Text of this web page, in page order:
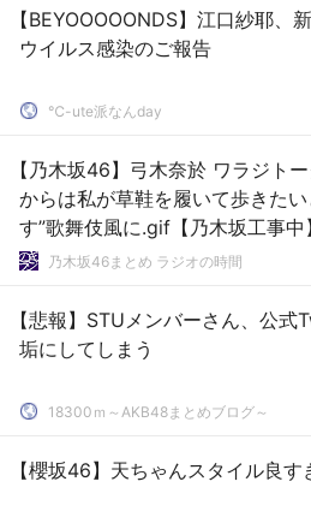
【BEYOOOOONDS】江口紗耶、
ウイルス感染のご報告
℃-ute派なんday
【乃木坂46】弓木奈於 ワラジト
からは私が草鞋を履いて歩きたい
す”歌舞伎風に.gif【乃木坂工事中】
乃木坂46まとめ ラジオの時間
【悲報】STUメンバーさん、公式
垢にしてしまう
18300ｍ～AKB48まとめブログ～
【櫻坂46】天ちゃんスタイル良す